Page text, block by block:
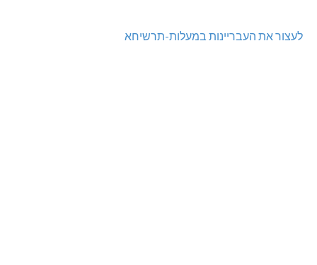
לעצור את העבריינות במעלות-תרשיחא